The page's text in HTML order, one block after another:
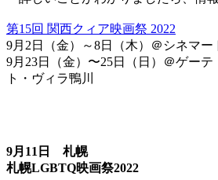
第15回 関西クィア映画祭 2022
9月2日（金）～8日（木）＠シネマー
9月23日（金）〜25日（日）＠ゲー
ト・ヴィラ鴨川
9月11日 札幌
札幌LGBTQ映画祭2022